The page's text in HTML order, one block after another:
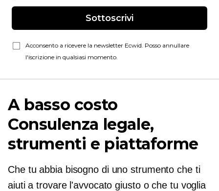
Sottoscrivi
Acconsento a ricevere la newsletter Ecwid. Posso annullare
l'iscrizione in qualsiasi momento.
A basso costo
Consulenza legale,
strumenti e piattaforme
Che tu abbia bisogno di uno strumento che ti
aiuti a trovare l'avvocato giusto o che tu voglia